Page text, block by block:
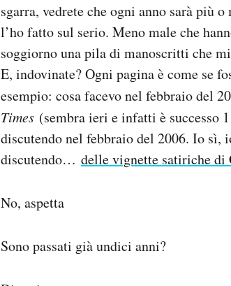
sgarra, vedrete che ogni anno sarà più
l’ho fatto sul serio. Meno male che
soggiorno una pila di manoscritti che
E, indovinate? Ogni pagina è come se
esempio: cosa facevo nel febbraio del
Times (sembra ieri e infatti è successo
discutendo nel febbraio del 2006. Io
discutendo… delle vignette satiriche di
No, aspetta
Sono passati già undici anni?